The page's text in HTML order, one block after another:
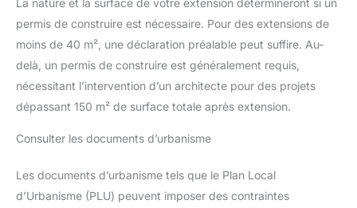
permis de construire est nécessaire. Pour des extensions de
moins de 40 m², une déclaration préalable peut suffire. Au-
delà, un permis de construire est généralement requis,
nécessitant l’intervention d’un architecte pour des projets
dépassant 150 m² de surface totale après extension.
Consulter les documents d’urbanisme
Les documents d’urbanisme tels que le Plan Local
d’Urbanisme (PLU) peuvent imposer des contraintes